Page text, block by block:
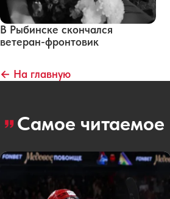
В Рыбинске скончался
ветеран-фронтовик
← На главную
Самое читаемое